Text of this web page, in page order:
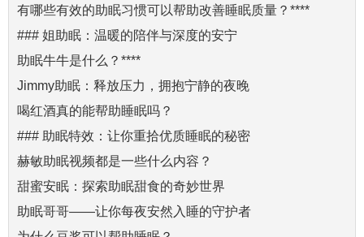
有哪些有效的助眠习惯可以帮助改善睡眠质量？****
### 姐助眠：温暖的陪伴与深度的安宁
助眠牛牛是什么？****
Jimmy助眠：释放压力，拥抱宁静的夜晚
喝红酒真的能帮助睡眠吗？
### 助眠特效：让你重拾优质睡眠的秘密
赫敏助眠视频都是一些什么内容？
甜蜜安眠：探索助眠甜食的奇妙世界
助眠哥哥——让你每夜安然入睡的守护者